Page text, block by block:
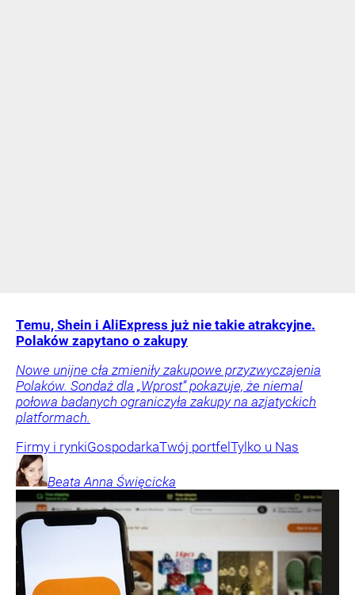
Temu, Shein i AliExpress już nie takie atrakcyjne.
Polaków zapytano o zakupy
Nowe unijne cła zmieniły zakupowe przyzwyczajenia
Polaków. Sondaż dla „Wprost” pokazuje, że niemal
połowa badanych ograniczyła zakupy na azjatyckich
platformach.
Firmy i rynkiGospodarkaTwój portfel Tylko u Nas
Beata Anna Święcicka